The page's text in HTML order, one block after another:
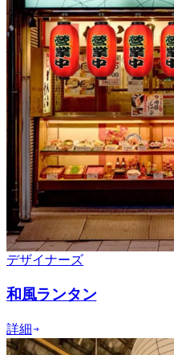
デザイナーズ
和風ランタン
詳細